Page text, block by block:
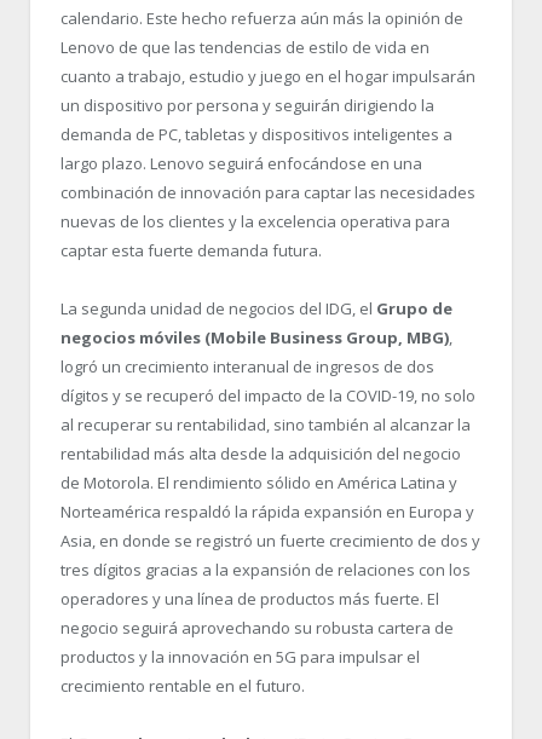
calendario. Este hecho refuerza aún más la opinión de
Lenovo de que las tendencias de estilo de vida en
cuanto a trabajo, estudio y juego en el hogar impulsarán
un dispositivo por persona y seguirán dirigiendo la
demanda de PC, tabletas y dispositivos inteligentes a
largo plazo. Lenovo seguirá enfocándose en una
combinación de innovación para captar las necesidades
nuevas de los clientes y la excelencia operativa para
captar esta fuerte demanda futura.
La segunda unidad de negocios del IDG, el Grupo de
negocios móviles (Mobile Business Group, MBG),
logró un crecimiento interanual de ingresos de dos
dígitos y se recuperó del impacto de la COVID-19, no solo
al recuperar su rentabilidad, sino también al alcanzar la
rentabilidad más alta desde la adquisición del negocio
de Motorola. El rendimiento sólido en América Latina y
Norteamérica respaldó la rápida expansión en Europa y
Asia, en donde se registró un fuerte crecimiento de dos y
tres dígitos gracias a la expansión de relaciones con los
operadores y una línea de productos más fuerte. El
negocio seguirá aprovechando su robusta cartera de
productos y la innovación en 5G para impulsar el
crecimiento rentable en el futuro.